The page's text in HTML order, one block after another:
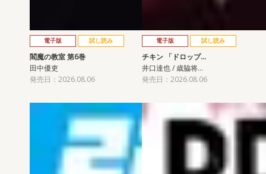
電子版 試し読み
閻魔の教室 第6巻
田中優吏
発売日：2026.08.06
電子版 試し読み
チキン 「ドロップ…
井口達也 / 歳脇将…
発売日：2026.08.06